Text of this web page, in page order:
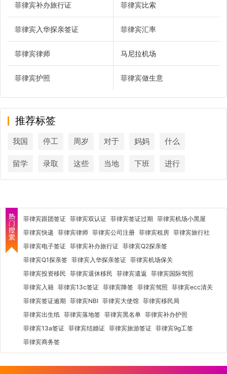
菲律宾补办旅行证 菲律宾比索
菲律宾入华探亲签证 菲律宾汇率
菲律宾律师 马尼拉机场
菲律宾护照 菲律宾做生意
推荐标签
我国 停工 周岁 对于 妈妈 什么
留学 录取 这些 当地 下班 进行
菲律宾跟团签证 菲律宾双认证 菲律宾签证过期 菲律宾机场小黑屋
菲律宾快递 菲律宾律师 菲律宾公司注册 菲律宾租房 菲律宾旅行社
菲律宾电子签证 菲律宾补办旅行证 菲律宾Q2探亲签
菲律宾Q1探亲签 菲律宾入华探亲签证 菲律宾机场保关
菲律宾投资移民 菲律宾退休移民 菲律宾遣返 菲律宾国际驾照
菲律宾入籍 菲律宾13c签证 菲律宾降签 菲律宾驾照 菲律宾ecc清关
菲律宾签证逾期 菲律宾NBI 菲律宾大使馆 菲律宾移民局
菲律宾出生纸 菲律宾落地签 菲律宾黑名单 菲律宾补办护照
菲律宾13a签证 菲律宾结婚证 菲律宾旅游签证 菲律宾9g工签
菲律宾商务签